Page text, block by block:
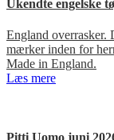
Ukendte engelske
England overrasker.
mærker inden for
Made in England.
Læs mere
Pitti Uomo juni